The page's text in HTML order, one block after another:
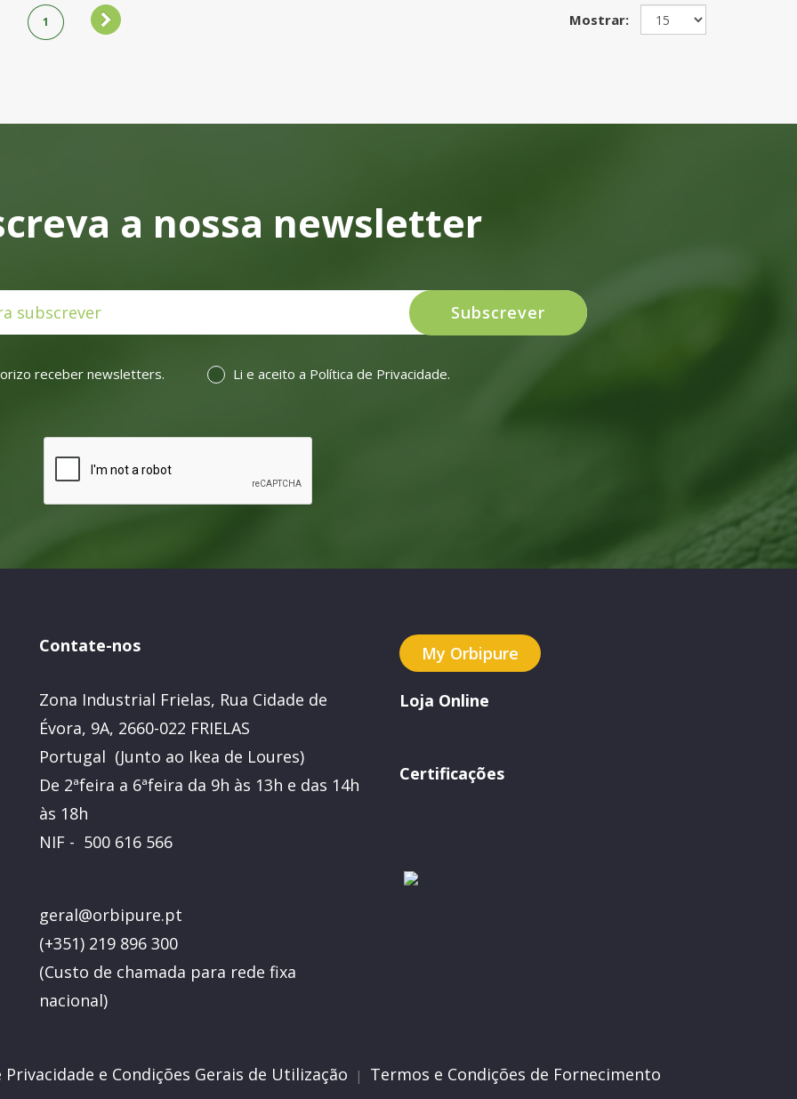
1 Mostrar:
a nossa newsletter
Subscrever
receber newsletters. Li e aceito a Política de Privacidade.
Contate-nos
Zona Industrial Frielas, Rua Cidade de
Évora, 9A, 2660-022 FRIELAS
Portugal (Junto ao Ikea de Loures)
De 2ªfeira a 6ªfeira da 9h às 13h e das 14h
às 18h
NIF - 500 616 566
geral@orbipure.pt
(+351) 219 896 300
(Custo de chamada para rede fixa
nacional)
My Orbipure
Loja Online
Certificações
e Condições Gerais de Utilização | Termos e Condições de Fornecimento